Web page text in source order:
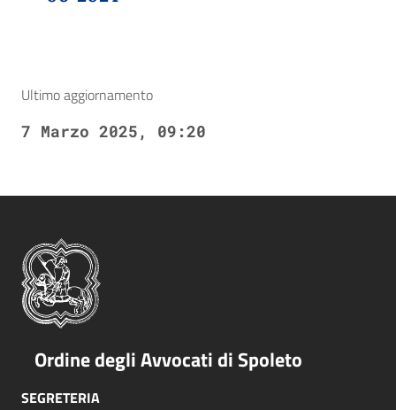
Ultimo aggiornamento
7 Marzo 2025, 09:20
Ordine degli Avvocati di Spoleto
SEGRETERIA